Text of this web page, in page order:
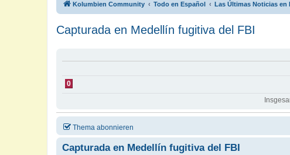
Kolumbien Community Todo en Español Las Últimas Noticias en
Capturada en Medellín fugitiva del FBI
0
Thema abonnieren
Capturada en Medellín fugitiva del FBI